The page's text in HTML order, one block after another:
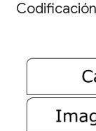
Codificación